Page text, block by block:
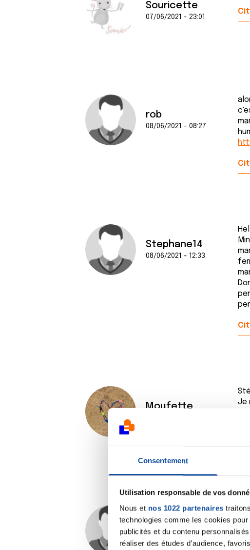
Consentement
Utilisation responsable de vos
Nous et nos 1022 partenaires
technologies comme les cookies
publicités et du contenu
réaliser des études d’audience,
Souricette
07/06/2021 - 23:01
rob
08/06/2021 - 08:27
Stephane14
08/06/2021 - 12:33
Moufette
Je
Stephane14
09/06/2021 - 07:02
Je